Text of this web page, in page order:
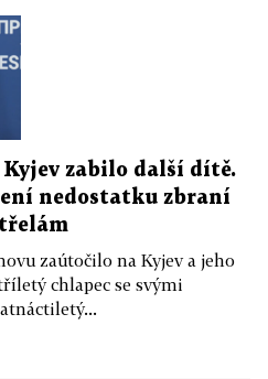
zabilo další dítě.
nedostatku zbraní
zaútočilo na Kyjev a jeho
chlapec se svými